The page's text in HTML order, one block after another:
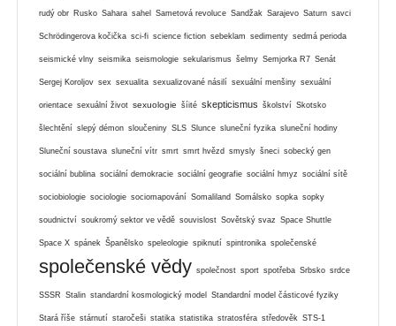
rudý obr Rusko Sahara sahel Sametová revoluce Sandžak Sarajevo Saturn savci
Schrödingerova kočička sci-fi science fiction sebeklam sedimenty sedmá perioda
seismické vlny seismika seismologie sekularismus šelmy Semjorka R7 Senát
Sergej Koroljov sex sexualita sexualizované násilí sexuální menšiny sexuální
orientace sexuální život sexuologie šíité skepticismus školství Skotsko
šlechtění slepý démon sloučeniny SLS Slunce sluneční fyzika sluneční hodiny
Sluneční soustava sluneční vítr smrt smrt hvězd smysly šneci sobecký gen
sociální bublina sociální demokracie sociální geografie sociální hmyz sociální sítě
sociobiologie sociologie sociomapování Somaliland Somálsko sopka sopky
soudnictví soukromý sektor ve vědě souvislost Sovětský svaz Space Shuttle
Space X spánek Španělsko speleologie spiknutí spintronika společenské
společenské vědy společnost sport spotřeba Srbsko srdce
SSSR Stalin standardní kosmologický model Standardní model částicové fyziky
Stará říše stárnutí staročeši statika statistika stratosféra středověk STS-1